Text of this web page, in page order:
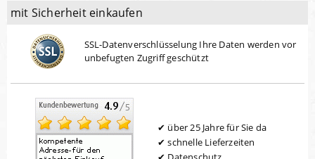
mit Sicherheit einkaufen
SSL-Datenverschlüsselung Ihre Daten werden vor
unbefugten Zugriff geschützt
über 25 Jahre für Sie da
schnelle Lieferzeiten